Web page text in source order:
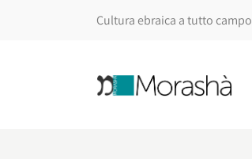
Cultura ebraica a tutto campo